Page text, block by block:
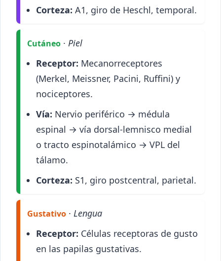
Corteza: A1, giro de Heschl, temporal.
Cutáneo · Piel
Receptor: Mecanorreceptores
(Merkel, Meissner, Pacini, Ruffini) y
nociceptores.
Vía: Nervio periférico → médula
espinal → vía dorsal-lemnisco medial
o tracto espinotalámico → VPL del
tálamo.
Corteza: S1, giro postcentral, parietal.
Gustativo · Lengua
Receptor: Células receptoras de gusto
en las papilas gustativas.